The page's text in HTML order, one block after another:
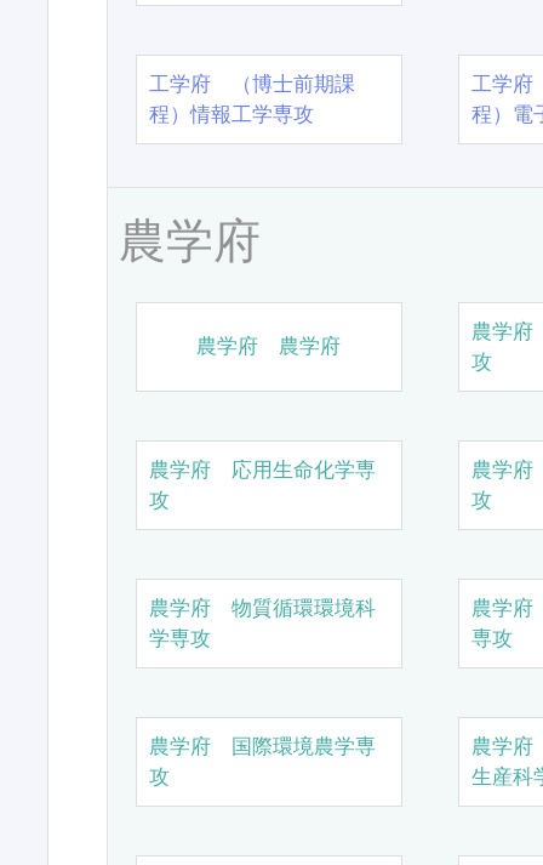
工学府 （博士前期課
程）情報工学専攻
工学
程）電
農学府
農学府 農学府
農学
攻
農学府 応用生命化学専
攻
農学
攻
農学府 物質循環環境科
学専攻
農学
専攻
農学府 国際環境農学専
攻
農学
生産科